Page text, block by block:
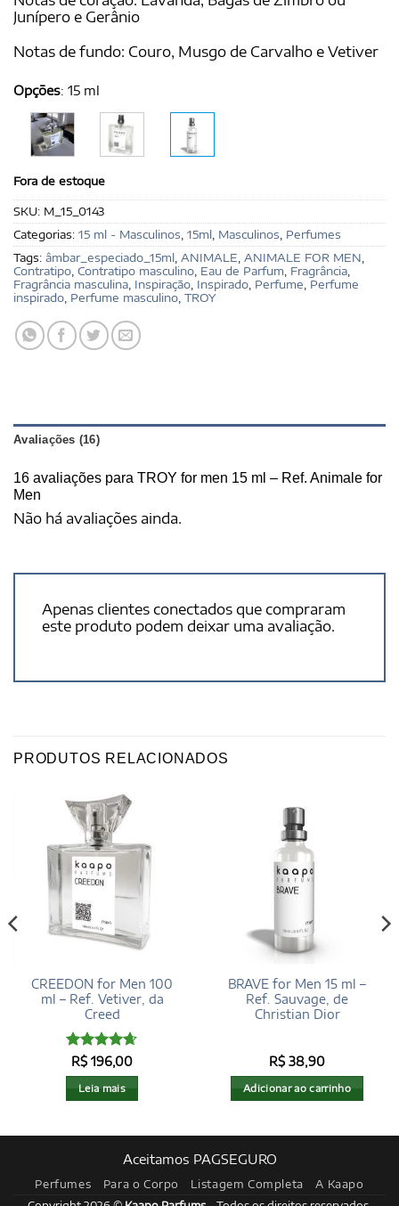
Junípero e Gerânio
Notas de fundo: Couro, Musgo de Carvalho e Vetiver
Opções: 15 ml
Fora de estoque
SKU: M_15_0143
Categorias: 15 ml - Masculinos 15ml Masculinos Perfumes
Tags: âmbar_especiado_15ml ANIMALE ANIMALE FOR MEN
Contratipo Contratipo masculino Eau de Parfum Fragrância
Fragrância masculina Inspiração Inspirado Perfume Perfume
inspirado Perfume masculino TROY
Avaliações (16)
16 avaliações para TROY for men 15 ml – Ref. Animale for
Men
Não há avaliações ainda.
Apenas clientes conectados que compraram
este produto podem deixar uma avaliação.
PRODUTOS RELACIONADOS
CREEDON for Men 100
ml – Ref. Vetiver, da
Creed
Avaliação
4.62de 5
R$196,00
Leia mais
BRAVE for Men 15 ml –
Ref. Sauvage, de
Christian Dior
R$38,90
Adicionar ao carrinho
Aceitamos PAGSEGURO
Perfumes Para o Corpo Listagem Completa A Kaapo